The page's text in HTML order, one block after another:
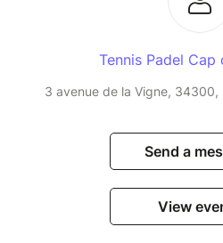
Tennis Padel Cap
3 avenue de la Vigne, 34300,
Send a
View